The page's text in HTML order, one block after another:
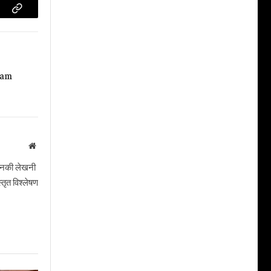
Copy
Website
लेखनी
विश्लेषण